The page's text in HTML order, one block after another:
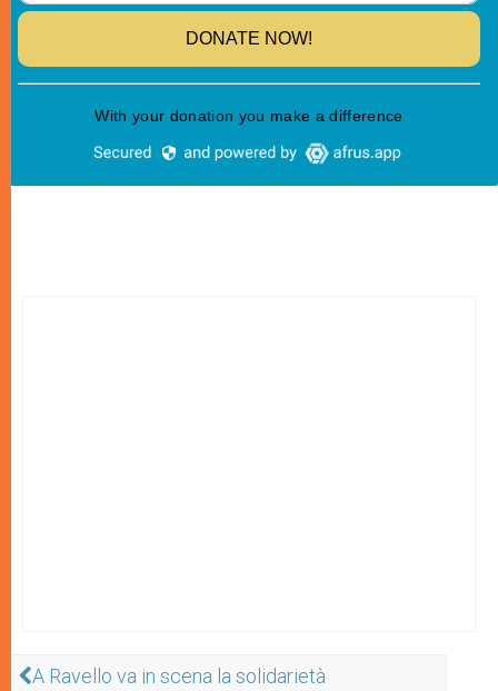
A Ravello va in scena la solidarietà